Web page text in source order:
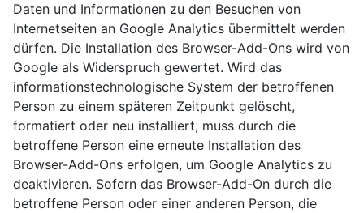
Daten und Informationen zu den Besuchen von
Internetseiten an Google Analytics übermittelt werden
dürfen. Die Installation des Browser-Add-Ons wird von
Google als Widerspruch gewertet. Wird das
informationstechnologische System der betroffenen
Person zu einem späteren Zeitpunkt gelöscht,
formatiert oder neu installiert, muss durch die
betroffene Person eine erneute Installation des
Browser-Add-Ons erfolgen, um Google Analytics zu
deaktivieren. Sofern das Browser-Add-On durch die
betroffene Person oder einer anderen Person, die